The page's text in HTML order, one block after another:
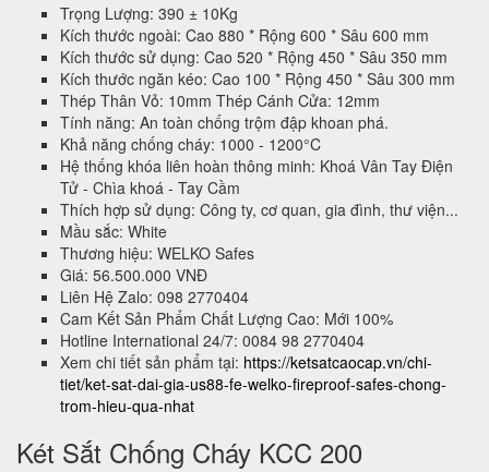
Trọng Lượng: 390 ± 10Kg
Kích thước ngoài: Cao 880 * Rộng 600 * Sâu 600 mm
Kích thước sử dụng: Cao 520 * Rộng 450 * Sâu 350 mm
Kích thước ngăn kéo: Cao 100 * Rộng 450 * Sâu 300 mm
Thép Thân Vỏ: 10mm Thép Cánh Cửa: 12mm
Tính năng: An toàn chống trộm đập khoan phá.
Khả năng chống cháy: 1000 - 1200°C
Hệ thống khóa liên hoàn thông minh: Khoá Vân Tay Điện
Tử - Chìa khoá - Tay Cầm
Thích hợp sử dụng: Công ty, cơ quan, gia đình, thư viện...
Mầu sắc: White
Thương hiệu: WELKO Safes
Giá: 56.500.000 VNĐ
Liên Hệ Zalo: 098 2770404
Cam Kết Sản Phẩm Chất Lượng Cao: Mới 100%
Hotline International 24/7: 0084 98 2770404
Xem chi tiết sản phẩm tại: https://ketsatcaocap.vn/chi-
tiet/ket-sat-dai-gia-us88-fe-welko-fireproof-safes-chong-
trom-hieu-qua-nhat
Két Sắt Chống Cháy KCC 200